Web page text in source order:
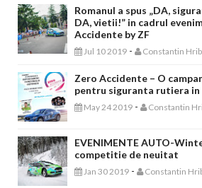
Romanul a spus „DA,
DA, vietii!” in cadrul
Accidente by ZF
Jul 10 2019 - Constantin
Zero Accidente – O
pentru siguranta rutiera in
May 24 2019 - Constantin
EVENIMENTE AUTO-
competitie de neuitat
Jan 30 2019 - Constantin